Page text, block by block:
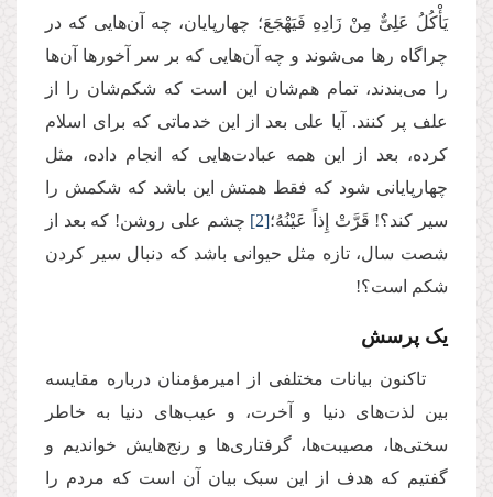
یَأْكُلُ عَلِیٌّ مِنْ زَادِهِ فَیَهْجَعَ؛ چهارپایان، چه آن‌هایی که در
چراگاه رها می‌شوند و چه آن‌هایی که بر سر آخورها آن‌ها
را می‌بندند، تمام هم‌شان این است که شکم‌شان را از
علف پر کنند. آیا علی بعد از این خدماتی که برای اسلام
کرده، بعد از این همه عبادت‌هایی که انجام داده، مثل
چهارپایانی شود که فقط همتش این باشد که شکمش را
سیر کند؟! قَرَّتْ إِذاً عَیْنُهُ؛[2] چشم علی روشن! که بعد از
شصت سال، تازه مثل حیوانی باشد که دنبال سیر کردن
شکم است؟!
یک پرسش
تاکنون بیانات مختلفی از امیرمؤمنان درباره مقایسه
بین لذت‌های دنیا و آخرت، و عیب‌های دنیا به خاطر
سختی‌ها، مصیبت‌ها، گرفتاری‌ها و رنج‌هایش خواندیم و
گفتیم که هدف از این سبک بیان آن است که مردم را